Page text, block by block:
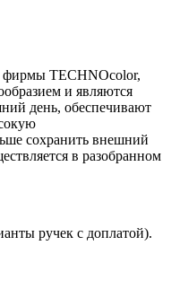
TECHNOcolor,
и являются
день, обеспечивают
сохранить внешний
в разобранном
ручек с доплатой).